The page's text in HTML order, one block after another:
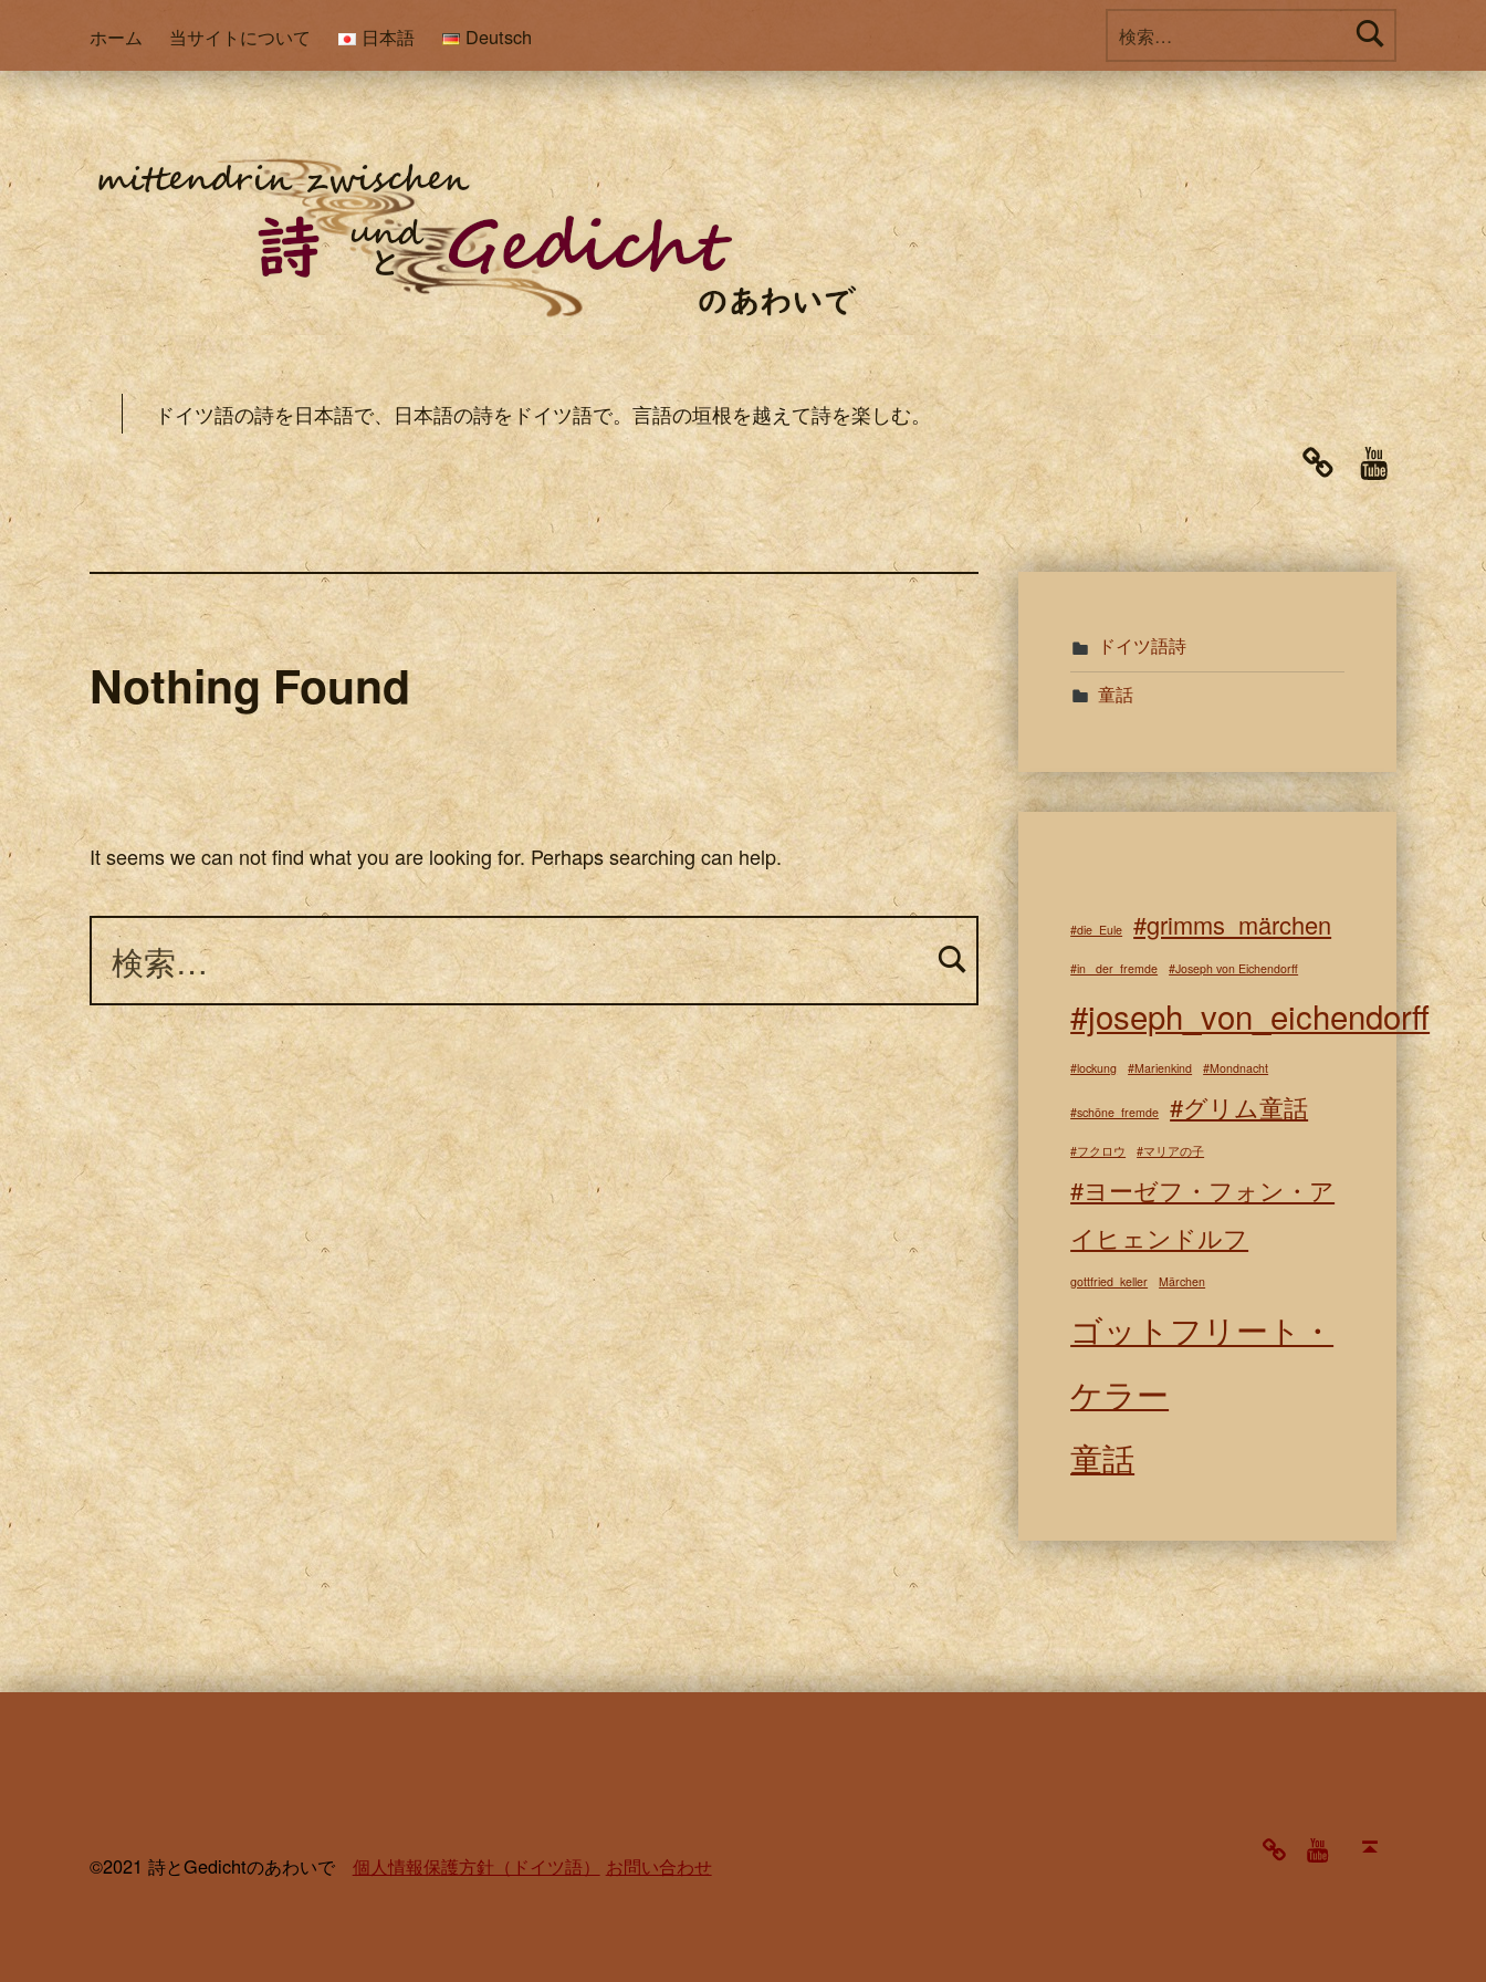
検索:
ホーム
当サイトについて 日本語 Deutsch
ドイツ語の詩を日本語で、日本語の詩をドイツ語で。言語の垣根を越えて詩を楽しむ。 noteYoutube
Nothing Found
It seems we can not find what you are looking for. Perhaps searching can help.
検索:
ドイツ語詩
童話
#die_Eule #grimms_märchen
#in_ der_fremde #Joseph von Eichendorff
#joseph_von_eichendorff
#lockung #Marienkind #Mondnacht
#schöne_fremde #グリム童話
#フクロウ #マリアの子
#ヨーゼフ・フォン・ア
イヒェンドルフ
gottfried_keller Märchen
ゴットフリート・
ケラー
童話
©2021 詩とGedichtのあわいで 個人情報保護方針（ドイツ語） お問い合わせ